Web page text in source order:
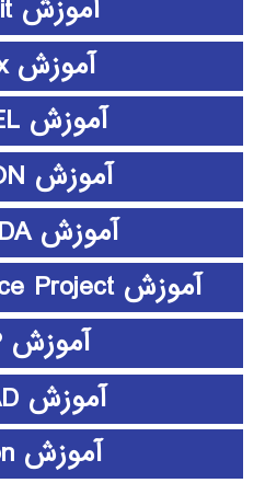
آموزش L-Edit
آموزش Latex
آموزش LISREL
آموزش LUMION
آموزش MAXQDA
آموزش Microsoft Office Project
آموزش PHP
آموزش PSCAD
آموزش python